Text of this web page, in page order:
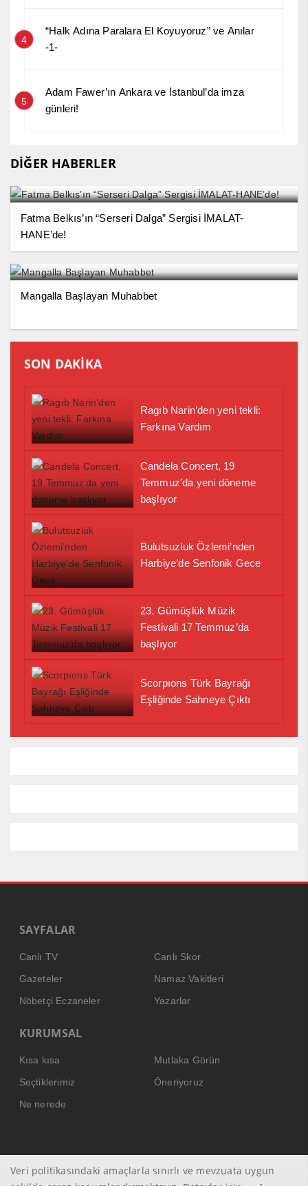
4
“Halk Adına Paralara El Koyuyoruz” ve Anılar
-1-
5
Adam Fawer’ın Ankara ve İstanbul’da imza
günleri!
DİĞER HABERLER
Fatma Belkıs’ın “Serseri Dalga” Sergisi İMALAT-
HANE’de!
Mangalla Başlayan Muhabbet
SON DAKİKA
Ragıb Narin’den yeni tekli:
Farkına Vardım
Candela Concert, 19
Temmuz’da yeni döneme
başlıyor
Bulutsuzluk Özlemi’nden
Harbiye’de Senfonik Gece
23. Gümüşlük Müzik
Festivali 17 Temmuz’da
başlıyor
Scorpıons Türk Bayrağı
Eşliğinde Sahneye Çıktı
SAYFALAR
Canlı TV
Canlı Skor
Gazeteler
Namaz Vakitleri
Nöbetçi Eczaneler
Yazarlar
KURUMSAL
Kısa kısa
Mutlaka Görün
Seçtiklerimiz
Öneriyoruz
Ne nerede
Veri politikasındaki amaçlarla sınırlı ve mevzuata uygun